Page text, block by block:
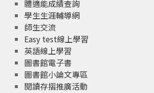
體適能成績查詢
學生生涯輔導網
師生交流
Easy test線上學習
英語線上學習
圖書館電子書
圖書館小論文專區
閱讀存摺推廣活動